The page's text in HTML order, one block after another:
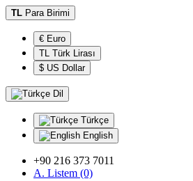
TL Para Birimi
€ Euro
TL Türk Lirası
$ US Dollar
Dil
Türkçe
English
+90 216 373 7011
A. Listem (0)